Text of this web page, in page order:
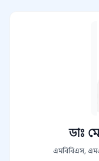
ডাঃ
এমবিবিএস,